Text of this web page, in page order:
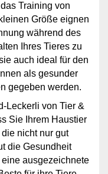
Training von
Größe eignen
während des
Ihres Tieres zu
auch ideal für den
als gesunder
gegeben werden.
Leckerli von Tier &
Sie Ihrem Haustier
nicht nur gut
die Gesundheit
ausgezeichnete